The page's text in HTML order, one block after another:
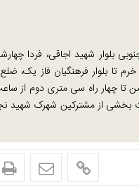
تا بلوار فرهنگیان فاز یک،
از مشترکین شهرک شهید